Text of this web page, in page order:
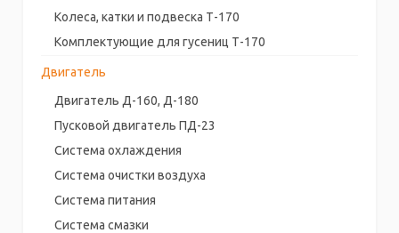
Колеса, катки и подвеска Т-170
Комплектующие для гусениц Т-170
Двигатель
Двигатель Д-160, Д-180
Пусковой двигатель ПД-23
Система охлаждения
Система очистки воздуха
Система питания
Система смазки